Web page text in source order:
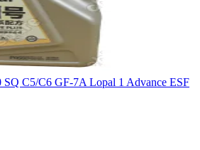
C5/C6 GF-7A Lopal 1 Advance ESF